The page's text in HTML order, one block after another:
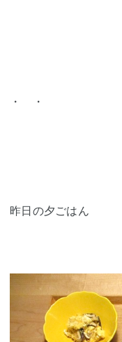
・ ・
昨日の夕ごはん